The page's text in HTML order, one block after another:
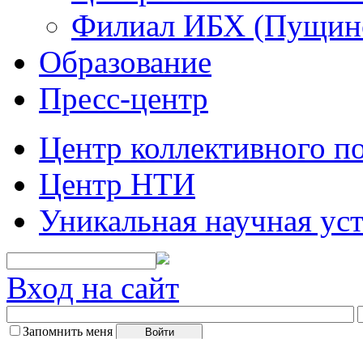
Филиал ИБХ
Образование
Пресс-центр
Центр коллективного
Центр НТИ
Уникальная научная
Вход на сайт
Запомнить меня